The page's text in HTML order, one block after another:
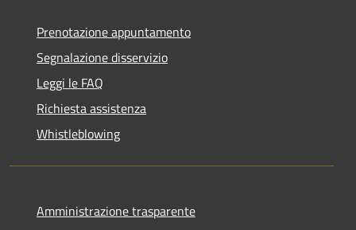
Prenotazione appuntamento
Segnalazione disservizio
Leggi le FAQ
Richiesta assistenza
Whistleblowing
Amministrazione trasparente